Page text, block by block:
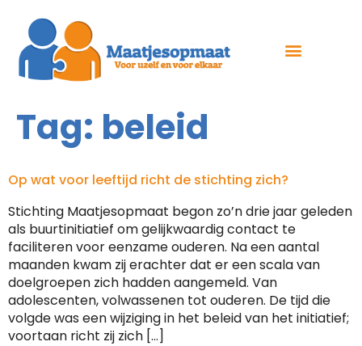
Tag: beleid
Op wat voor leeftijd richt de stichting zich?
Stichting Maatjesopmaat begon zo’n drie jaar geleden
als buurtinitiatief om gelijkwaardig contact te
faciliteren voor eenzame ouderen. Na een aantal
maanden kwam zij erachter dat er een scala van
doelgroepen zich hadden aangemeld. Van
adolescenten, volwassenen tot ouderen. De tijd die
volgde was een wijziging in het beleid van het initiatief;
voortaan richt zij zich […]